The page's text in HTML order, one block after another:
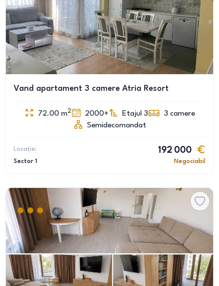
Vand apartament 3 camere Atria Resort
72.00 m2 2000+ Etajul 3 3 camere
Semidecomandat
Locație:
Sector 1
192 000
Negociabil